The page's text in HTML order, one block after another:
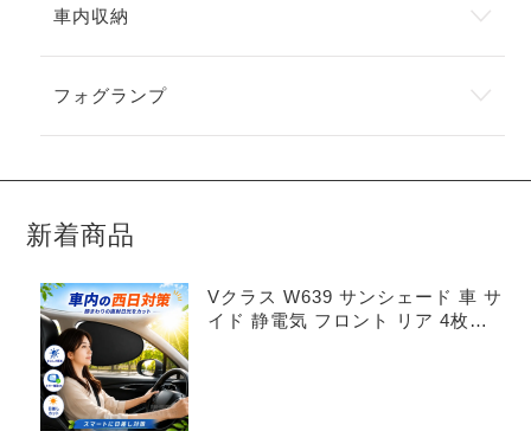
車内収納
フォグランプ
新着商品
Vクラス W639 サンシェード 車 サ
イド 静電気 フロント リア 4枚セ